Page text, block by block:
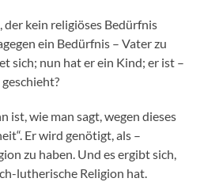
der kein religiöses Bedürfnis
ein Bedürfnis – Vater zu
sich; nun hat er ein Kind; er ist –
ist, wie man sagt, wegen dieses
Er wird genötigt, als –
zu haben. Und es ergibt sich,
lutherische Religion hat.